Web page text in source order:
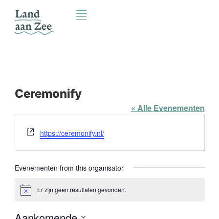
Ceremonify
« Alle Evenementen
Website
https://ceremonify.nl/
Evenementen from this organisator
BerichtEr zijn geen resultaten gevonden.